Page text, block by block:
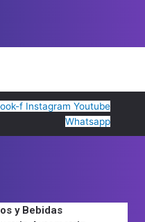
f Instagram Youtube
Whatsapp
y Bebidas